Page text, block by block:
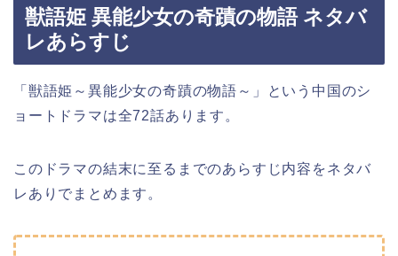
獣語姫 異能少女の奇蹟の物語 ネタバ
レあらすじ
「獣語姫～異能少女の奇蹟の物語～」という中国のシ
ョートドラマは全72話あります。
このドラマの結末に至るまでのあらすじ内容をネタバ
レありでまとめます。